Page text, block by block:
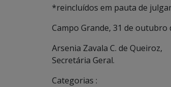
*reincluídos em pauta de
Campo Grande, 31 de outubro
Arsenia Zavala C. de Queiroz,
Secretária Geral.
Categorias :